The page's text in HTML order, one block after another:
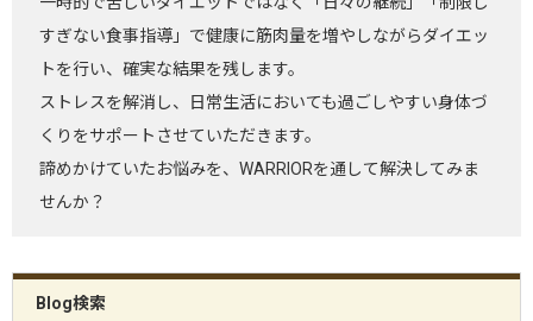
すぎない食事指導」で健康に筋肉量を増やしながらダイエッ
トを行い、確実な結果を残します。
ストレスを解消し、日常生活においても過ごしやすい身体づ
くりをサポートさせていただきます。
諦めかけていたお悩みを、WARRIORを通して解決してみま
せんか？
Blog検索